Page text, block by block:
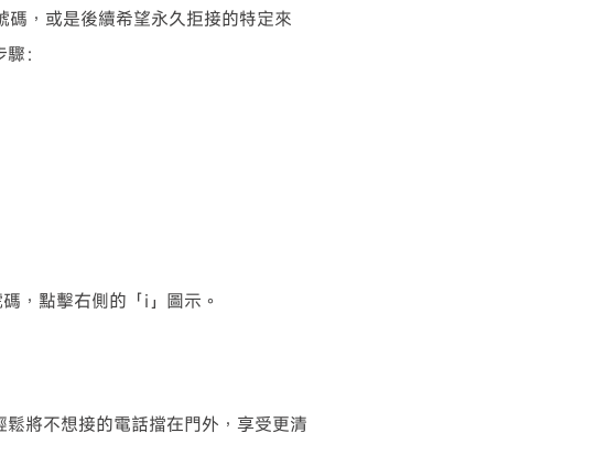
，或是後續希望永久拒接的特定來
：
，點擊右側的「i」圖示。
將不想接的電話擋在門外，享受更清